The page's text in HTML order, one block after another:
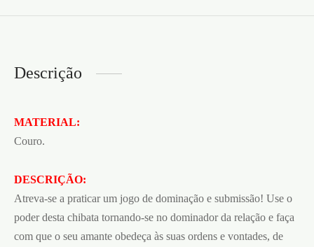
Descrição
MATERIAL:
Couro.
DESCRIÇÃO:
Atreva-se a praticar um jogo de dominação e submissão! Use o
poder desta chibata tornando-se no dominador da relação e faça
com que o seu amante obedeça às suas ordens e vontades, de